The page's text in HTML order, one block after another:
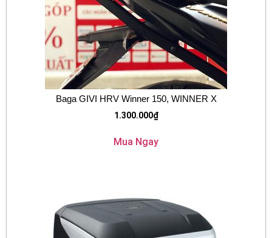
Baga GIVI HRV Winner 150, WINNER X
1.300.000₫
Mua Ngay